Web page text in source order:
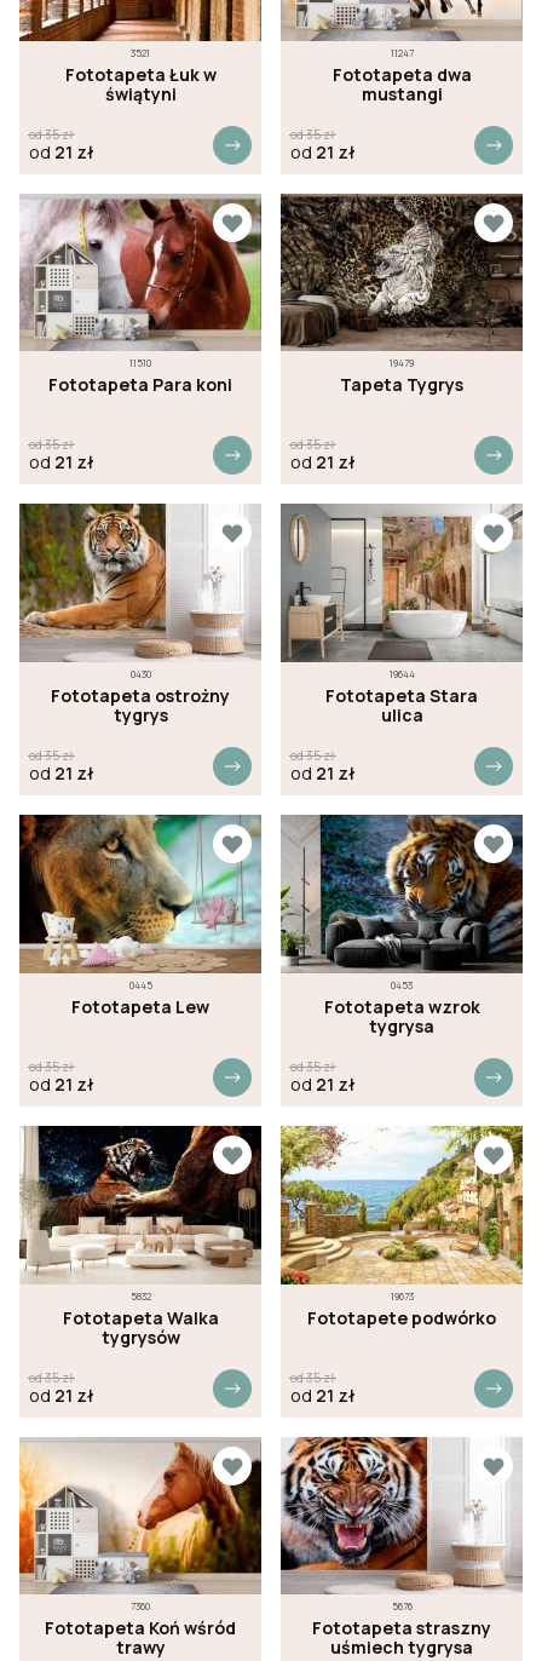
3521
Fototapeta Łuk w
świątyni
od35zł
od 21 zł
11247
Fototapeta dwa
mustangi
od35zł
od 21 zł
11510
Fototapeta Para koni
od35zł
od 21 zł
19479
Tapeta Tygrys
od35zł
od 21 zł
0430
Fototapeta ostrożny
tygrys
od35zł
od 21 zł
19644
Fototapeta Stara
ulica
od35zł
od 21 zł
0445
Fototapeta Lew
od35zł
od 21 zł
0453
Fototapeta wzrok
tygrysa
od35zł
od 21 zł
5832
Fototapeta Walka
tygrysów
od35zł
od 21 zł
19673
Fototapete podwórko
od35zł
od 21 zł
7360
Fototapeta Koń wśród
trawy
5676
Fototapeta straszny
uśmiech tygrysa